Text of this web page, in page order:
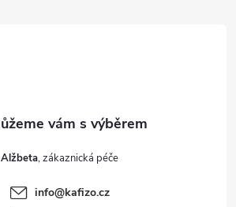
Alžbeta
info@kafizo.cz